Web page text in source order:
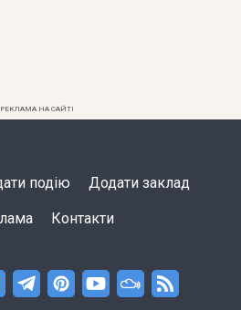
РЕКЛАМА НА САЙТІ
подію Додати заклад
Контакти